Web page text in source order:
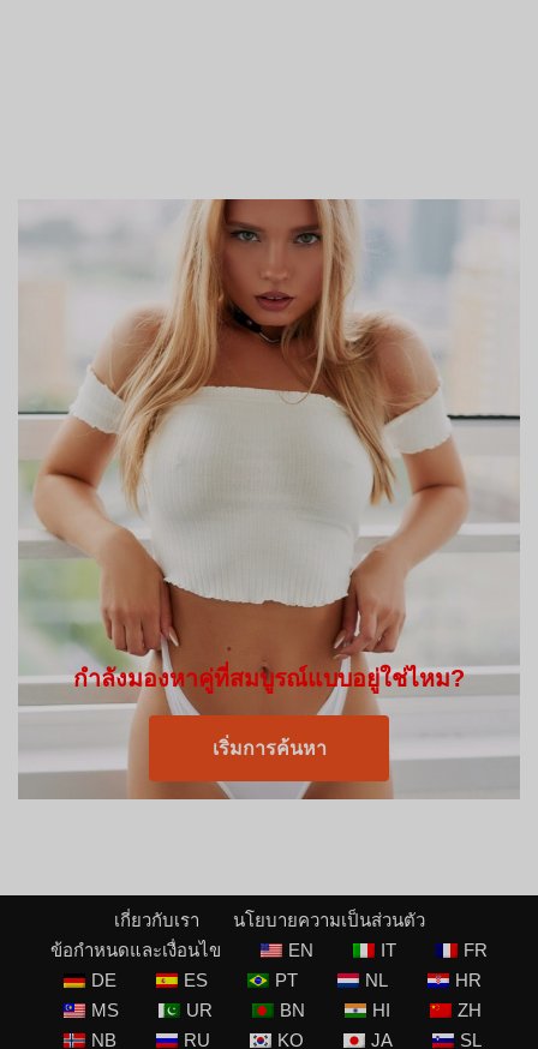
กำลังมองหาคู่ที่สมบูรณ์แบบอยู่ใช่ไหม?
เริ่มการค้นหา
เกี่ยวกับเรา
นโยบายความเป็นส่วนตัว
ข้อกำหนดและเงื่อนไข
EN IT
FR
DE
ES PT NL
HR
MS
UR BN HI
ZH
NB
RU KO JA SL